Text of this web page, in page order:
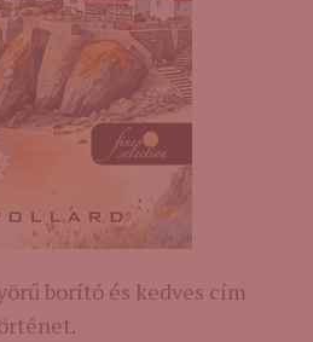
borító és kedves cím